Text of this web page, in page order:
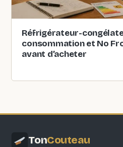
Réfrigérateur-
consommation et No
avant d’acheter
TonCouteau